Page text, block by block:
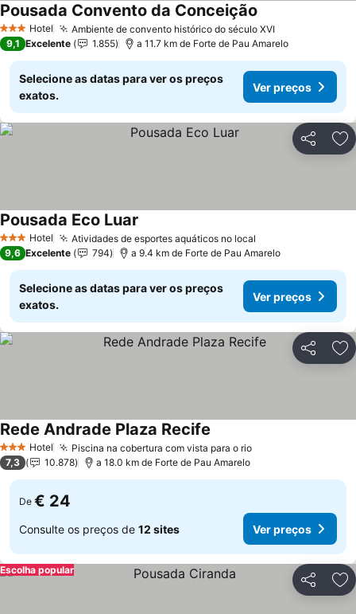
3 EstrelasHotel Ambiente de convento histórico do século XVIVer preços
Pousada Convento da Conceição
9,1 Excelente 1.855 a 11.7 km de Forte de Pau Amarelo
Selecione as datas para ver os preços
exatos.
Ver preços
Partilhar
3 EstrelasHotel Atividades de esportes aquáticos no local
Pousada Eco Luar
9,6 Excelente 794 a 9.4 km de Forte de Pau Amarelo
Selecione as datas para ver os preços
exatos.
Ver preços
Partilhar
3 EstrelasHotel Piscina na cobertura com vista para o rioVer preços
Rede Andrade Plaza Recife
7,3 10.878 a 18.0 km de Forte de Pau Amarelo
De € 24
Consulte os preços de 12 sites Ver preços
Partilhar
Escolha popular